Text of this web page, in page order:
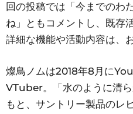
回の投稿では「今までのわ
ね」ともコメントし、既存
詳細な機能や活動内容は、
燦鳥ノムは2018年8月に
VTuber。「水のように清
もと、サントリー製品のレ